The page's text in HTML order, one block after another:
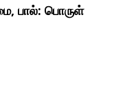
பால்: பொருள்